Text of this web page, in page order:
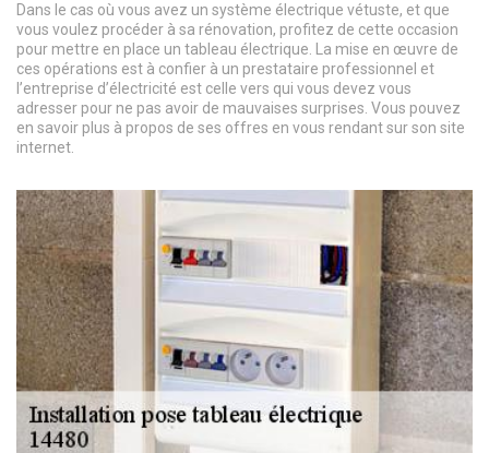
Dans le cas où vous avez un système électrique vétuste, et que
vous voulez procéder à sa rénovation, profitez de cette occasion
pour mettre en place un tableau électrique. La mise en œuvre de
ces opérations est à confier à un prestataire professionnel et
l’entreprise d’électricité est celle vers qui vous devez vous
adresser pour ne pas avoir de mauvaises surprises. Vous pouvez
en savoir plus à propos de ses offres en vous rendant sur son site
internet.